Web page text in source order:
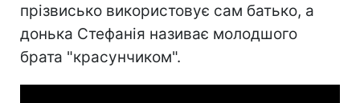
прізвисько використовує сам батько, а
донька Стефанія називає молодшого
брата "красунчиком".